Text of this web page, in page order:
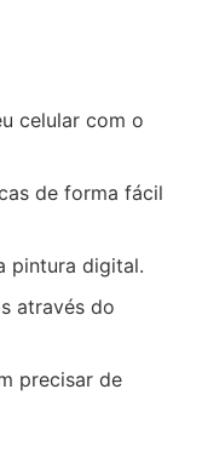
celular com o
de forma fácil
pintura digital.
através do
precisar de